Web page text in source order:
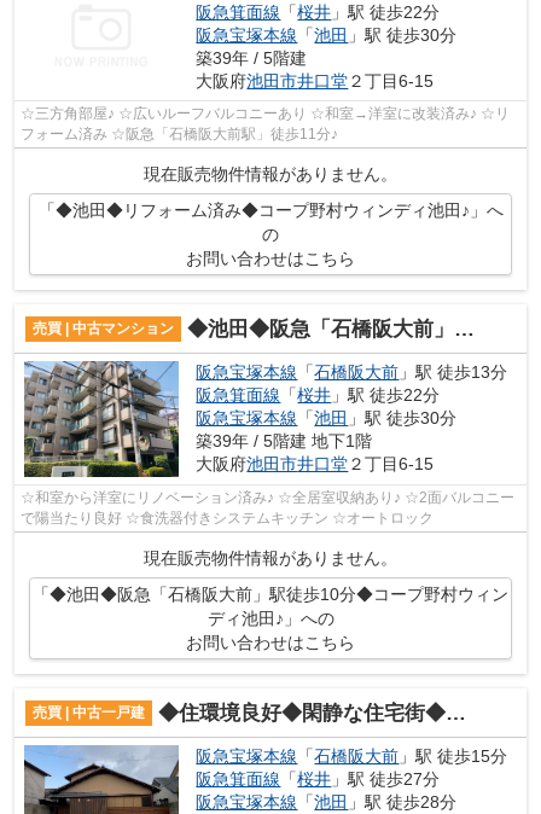
阪急箕面線 「桜井 」駅 徒歩22分
阪急宝塚本線 「池田 」駅 徒歩30分
築39年 / 5階建
大阪府池田市井口堂２丁目6-15
☆三方角部屋♪ ☆広いルーフバルコニーあり ☆和室→洋室に改装済み♪ ☆リ
フォーム済み ☆阪急「石橋阪大前駅」徒歩11分♪
現在販売物件情報がありません。
「◆池田◆リフォーム済み◆コープ野村ウィンディ池田♪」へ
の
お問い合わせはこちら
売買 | 中古マンション ◆池田◆阪急「石橋阪大前」駅徒歩10分◆コープ野村ウィンディ池田♪
阪急宝塚本線 「石橋阪大前 」駅 徒歩13分
阪急箕面線 「桜井 」駅 徒歩22分
阪急宝塚本線 「池田 」駅 徒歩30分
築39年 / 5階建 地下1階
大阪府池田市井口堂２丁目6-15
☆和室から洋室にリノベーション済み♪ ☆全居室収納あり♪ ☆2面バルコニー
で陽当たり良好 ☆食洗器付きシステムキッチン ☆オートロック
現在販売物件情報がありません。
「◆池田◆阪急「石橋阪大前」駅徒歩10分◆コープ野村ウィン
ディ池田♪」への
お問い合わせはこちら
売買 | 中古一戸建 ◆住環境良好◆閑静な住宅街◆井口堂2丁目中古戸建♪
阪急宝塚本線 「石橋阪大前 」駅 徒歩15分
阪急箕面線 「桜井 」駅 徒歩27分
阪急宝塚本線 「池田 」駅 徒歩28分